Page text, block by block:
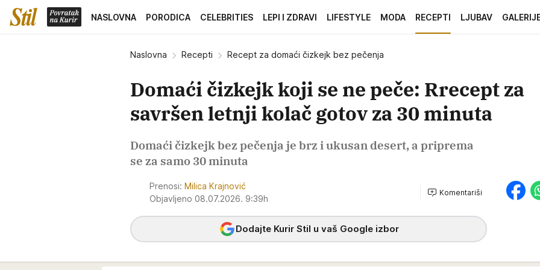
NASLOVNA PORODICA CELEBRITIES LEPI I ZDRAVI LIFESTYLE MODA RECEPTI LJUBAV
Naslovna Recepti Recept za domaći čizkejk bez pečenja
Domaći čizkejk koji se ne peče: Rrecept za
savršen letnji kolač gotov za 30 minuta
Domaći čizkejk bez pečenja je brz i ukusan desert, a priprema
se za samo 30 minuta
Prenosi: Milica Krajnović
Objavljeno 08.07.2026. 9:39h
Komentariši
Dodajte Kurir Stil u vaš Google izbor